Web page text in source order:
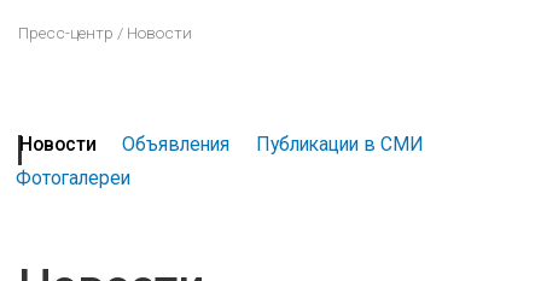
Пресс-центр / Новости
Новости Объявления
Публикации в СМИ
Фотогалереи